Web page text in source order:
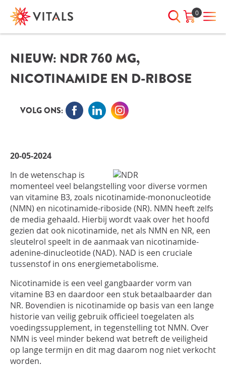
0
HEB JE VRAGEN?
We staan elke dag voor je klaar!
helpen, neem dan contact met
ons op:
Blijf ingelogd
INLOGGEN
NIEUW: NDR 760 MG,
NICOTINAMIDE EN D-RIBOSE
VOLG ONS:
20-05-2024
In de wetenschap is
momenteel veel belangstelling voor diverse vormen
van vitamine B3, zoals nicotinamide-mononucleotide
(NMN) en nicotinamide-riboside (NR). NMN heeft zelfs
de media gehaald. Hierbij wordt vaak over het hoofd
gezien dat ook nicotinamide, net als NMN en NR, een
sleutelrol speelt in de aanmaak van nicotinamide-
adenine-dinucleotide (NAD). NAD is een cruciale
tussenstof in ons energiemetabolisme.
Nicotinamide is een veel gangbaarder vorm van
vitamine B3 en daardoor een stuk betaalbaarder dan
NR. Bovendien is nicotinamide op basis van een lange
historie van veilig gebruik officieel toegelaten als
voedingssupplement, in tegenstelling tot NMN. Over
NMN is veel minder bekend wat betreft de veiligheid
op lange termijn en dit mag daarom nog niet verkocht
worden.